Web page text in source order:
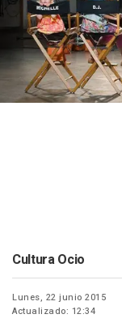
Cultura Ocio
Lunes, 22 junio 2015
Actualizado: 12:34